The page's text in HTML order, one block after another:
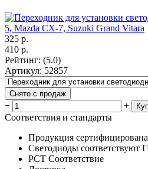
325 р.
410 р.
Рейтинг: (5.0)
Артикул: 52857
Снято с продаж
− +
Соответствия и стандарты
Продукция сертифицирована
Светодиоды соответствуют
РСТ Соответствие